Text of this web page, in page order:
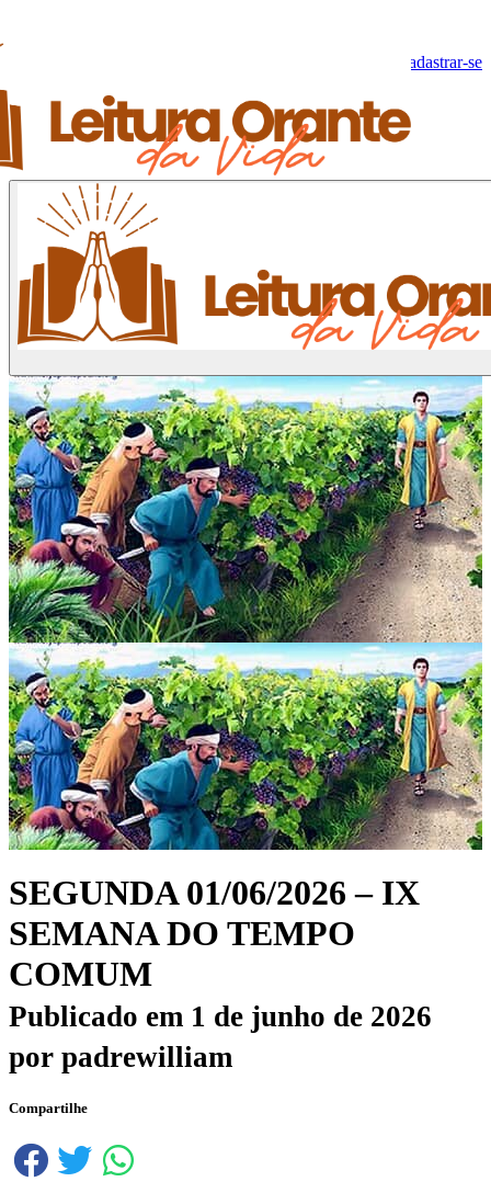
Cadastrar-se
SEGUNDA 01/06/2026 – IX
SEMANA DO TEMPO
COMUM
Publicado em 1 de junho de 2026
por padrewilliam
Compartilhe